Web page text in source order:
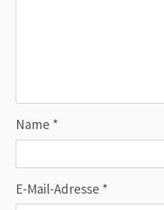
Name *
E-Mail-Adresse *